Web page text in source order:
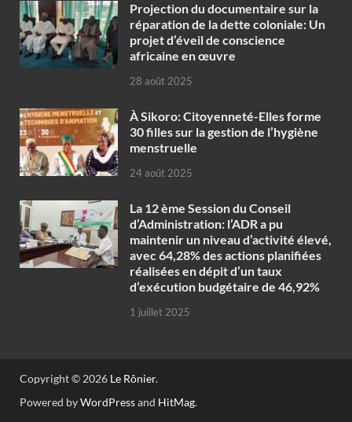
Projection du documentaire sur la
réparation de la dette coloniale: Un
projet d’éveil de conscience
africaine en œuvre‎
28 août 2025
À Sikoro: Citoyenneté-Elles forme
30 filles sur la gestion de l’hygiène
menstruelle
24 août 2025
La 12 ème Session du Conseil
d’Administration: l’ADR a pu
maintenir un niveau d’activité élevé,
avec 64,28% des actions planifiées
réalisées en dépit d’un taux
d’exécution budgétaire de 46,92%
1 juillet 2025
Copyright © 2026 Le Rônier.
Powered byWordPressand HitMag.